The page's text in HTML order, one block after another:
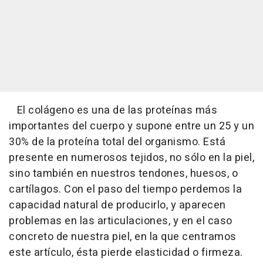
El colágeno es una de las proteínas más
importantes del cuerpo y supone entre un 25 y un
30% de la proteína total del organismo. Está
presente en numerosos tejidos, no sólo en la piel,
sino también en nuestros tendones, huesos, o
cartílagos. Con el paso del tiempo perdemos la
capacidad natural de producirlo, y aparecen
problemas en las articulaciones, y en el caso
concreto de nuestra piel, en la que centramos
este artículo, ésta pierde elasticidad o firmeza.